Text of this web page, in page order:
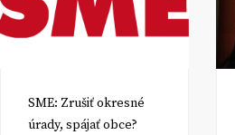
SME: Zrušiť okresné
úrady, spájať obce?